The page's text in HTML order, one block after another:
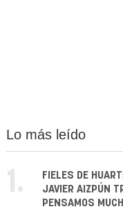
Lo más leído
1.
FIELES DE
JAVIER AIZPÚN
PENSAMOS